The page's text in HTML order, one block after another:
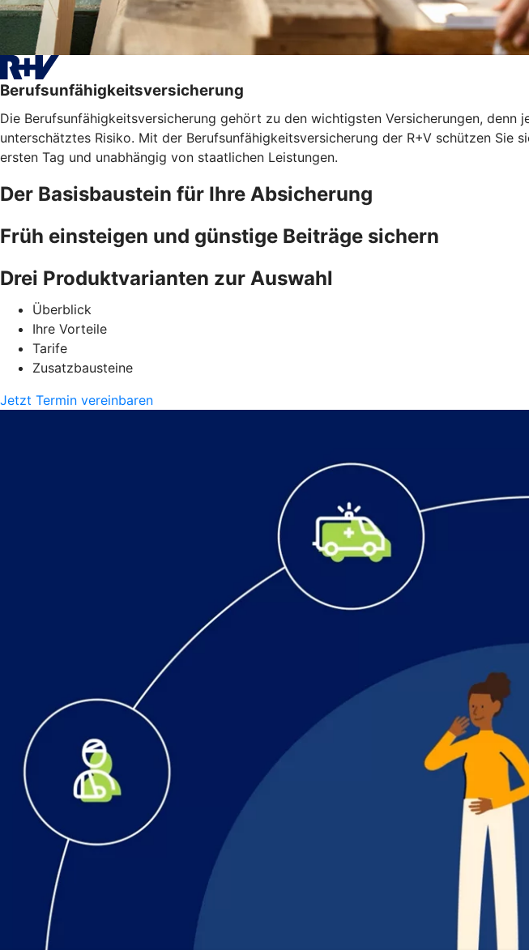
Berufsunfähigkeitsversicherung
Die Berufsunfähigkeitsversicherung gehört zu den wichtigsten Versicherungen,
unterschätztes Risiko. Mit der Berufsunfähigkeitsversicherung der R+V schützen Sie
ersten Tag und unabhängig von staatlichen Leistungen.
Der Basisbaustein für Ihre Absicherung
Früh einsteigen und günstige Beiträge sichern
Drei Produktvarianten zur Auswahl
Überblick
Ihre Vorteile
Tarife
Zusatzbausteine
Jetzt Termin vereinbaren